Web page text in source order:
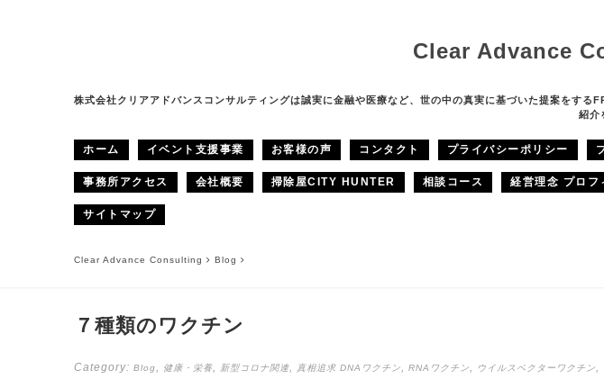
Clear Advance
株式会社クリアアドバンスコンサルティングは誠実に金融や医療など、世の中の真実に基づいた提案をす
紹介
ホーム イベント支援事業 お客様の声 コンタクト プライバシーポリシー
事務所アクセス 会社概要 掃除屋CITY HUNTER 相談コース 経営理念 プロフ
サイトマップ
Clear Advance Consulting Blog
７種類のワクチン
Category: Blog, 健康・栄養, 新型コロナ関連, 真相追求 DNAワクチン, RNAワクチン, ウイルスベクターワクチン,